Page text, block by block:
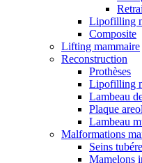
Lipofilling
Composite
Lifting mammaire
Reconstruction
Prothèses
Lipofilling
Lambeau
Plaque
Lambeau
Malformations
Seins
Mamelons